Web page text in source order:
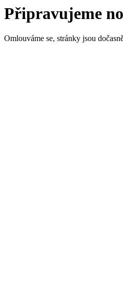
Připravujeme
Omlouváme se, stránky jsou